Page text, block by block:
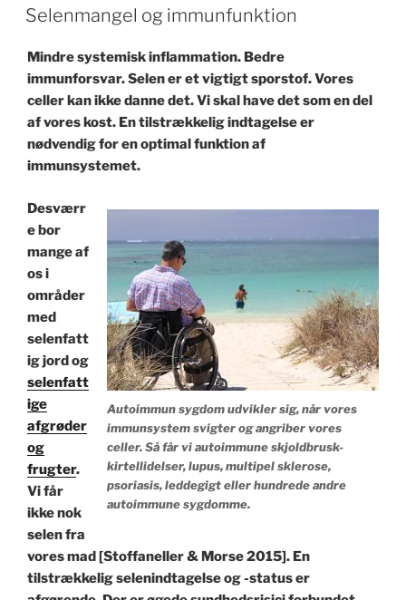
POSTED
ON
Selenmangel og immunfunktion
Mindre systemisk inflammation. Bedre
immunforsvar. Selen er et vigtigt sporstof. Vores
celler kan ikke danne det. Vi skal have det som en del
af vores kost. En tilstrækkelig indtagelse er
nødvendig for en optimal funktion af
immunsystemet.
Autoimmun sygdom udvikler sig, når vores
immunsystem svigter og angriber vores
celler. Så får vi autoimmune skjoldbrusk-
kirtellidelser, lupus, multipel sklerose,
psoriasis, leddegigt eller hundrede andre
autoimmune sygdomme.
Desværr
e bor
mange af
os i
områder
med
selenfatt
ig jord og
selenfatt
ige
afgrøder
og
frugter.
Vi får
ikke nok
selen fra
vores mad [Stoffaneller & Morse 2015]. En
tilstrækkelig selenindtagelse og -status er